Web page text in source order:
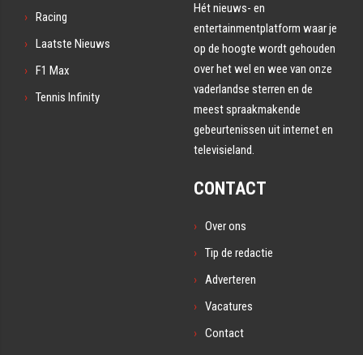
Racing
Laatste Nieuws
F1 Max
Tennis Infinity
Hét nieuws- en
entertainmentplatform waar je
op de hoogte wordt gehouden
over het wel en wee van onze
vaderlandse sterren en de
meest spraakmakende
gebeurtenissen uit internet en
televisieland.
CONTACT
Over ons
Tip de redactie
Adverteren
Vacatures
Contact